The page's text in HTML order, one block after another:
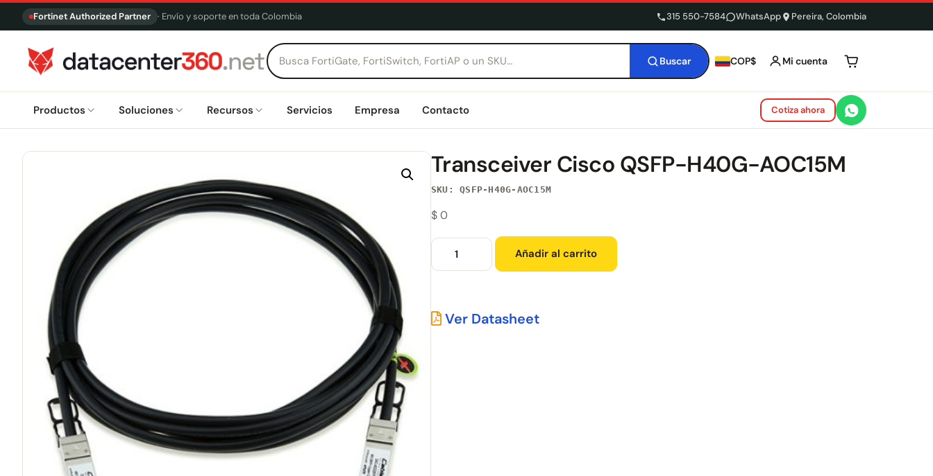
Fortinet Authorized Partner · Envío y soporte en toda Colombia 315 550-7584 WhatsApp Pereira, Colombia
Buscar COP$ Mi cuenta Tu carrito está
Productos Soluciones Recursos Servicios Empresa Contacto Cotiza ahora
Transceiver Cisco QSFP-H40G-AOC15M
SKU: QSFP-H40G-AOC15M
$0
Añadir al carrito
Ver Datasheet